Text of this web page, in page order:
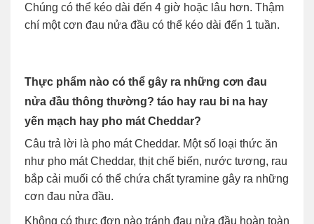
Chúng có thể kéo dài đến 4 giờ hoặc lâu hơn. Thậm
chí một cơn đau nửa đầu có thể kéo dài đến 1 tuần.
Thực phẩm nào có thể gây ra những cơn đau
nửa đầu thông thường? táo hay rau bi na hay
yến mạch hay pho mát Cheddar?
Câu trả lời là pho mát Cheddar. Một số loại thức ăn
như pho mát Cheddar, thịt chế biến, nước tương, rau
bắp cải muối có thể chứa chất tyramine gây ra những
cơn đau nửa đầu.
Không có thực đơn nào tránh đau nửa đầu hoàn toàn